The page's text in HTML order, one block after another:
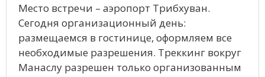
Место встречи – аэропорт Трибхуван.
Сегодня организационный день:
размещаемся в гостинице, оформляем все
необходимые разрешения. Треккинг вокруг
Манаслу разрешен только организованным